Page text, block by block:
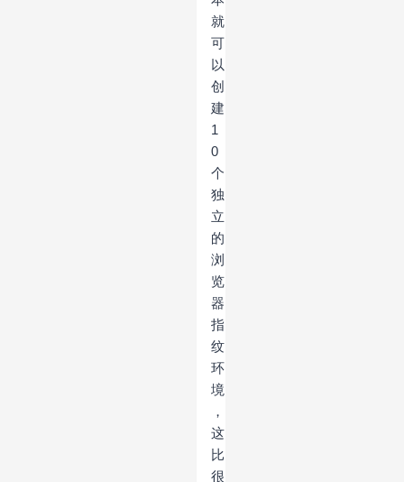
就
可
以
创
建
1
0
个
独
立
的
浏
览
器
指
纹
环
境
，
这
比
很